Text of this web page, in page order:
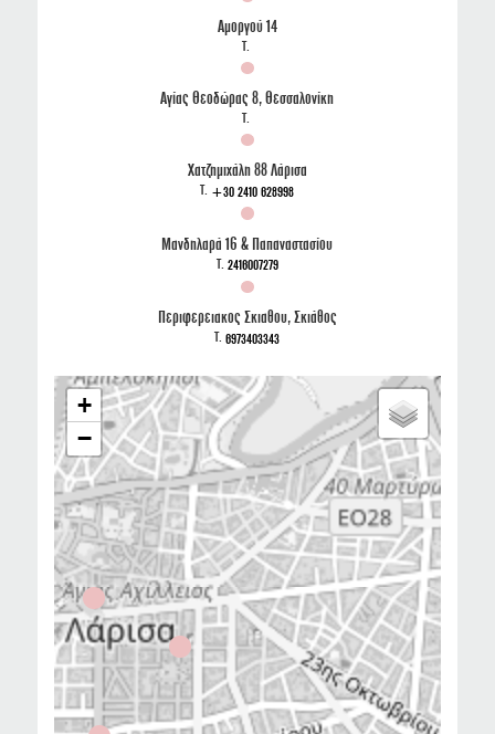
Αμοργού 14
T.
Αγίας Θεοδώρας 8, Θεσσαλονίκη
T.
Χατζημιχάλη 88 Λάρισα
T. +30 2410 628998
Μανδηλαρά 16 & Παπαναστασίου
T. 2416007279
Περιφερειακος Σκιαθου, Σκιάθος
T.6973403343
+
−